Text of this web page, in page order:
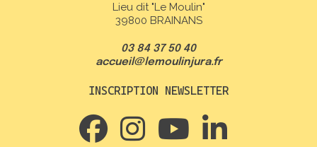
Lieu dit "Le Moulin"
39800 BRAINANS
03 84 37 50 40
accueil@lemoulinjura.fr
INSCRIPTION NEWSLETTER